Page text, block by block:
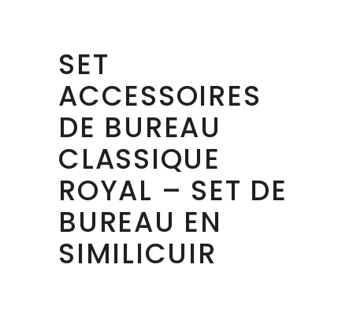
SET
ACCESSOIRES
DE BUREAU
CLASSIQUE
ROYAL – SET DE
BUREAU EN
SIMILICUIR